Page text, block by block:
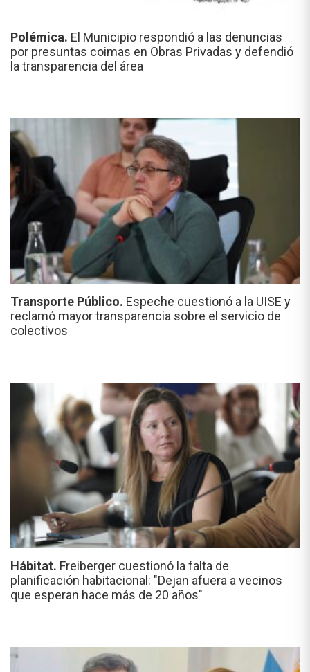
Polémica. El Municipio respondió a las denuncias
por presuntas coimas en Obras Privadas y defendió
la transparencia del área
Transporte Público. Espeche cuestionó a la UISE y
reclamó mayor transparencia sobre el servicio de
colectivos
Hábitat. Freiberger cuestionó la falta de
planificación habitacional: "Dejan afuera a vecinos
que esperan hace más de 20 años"